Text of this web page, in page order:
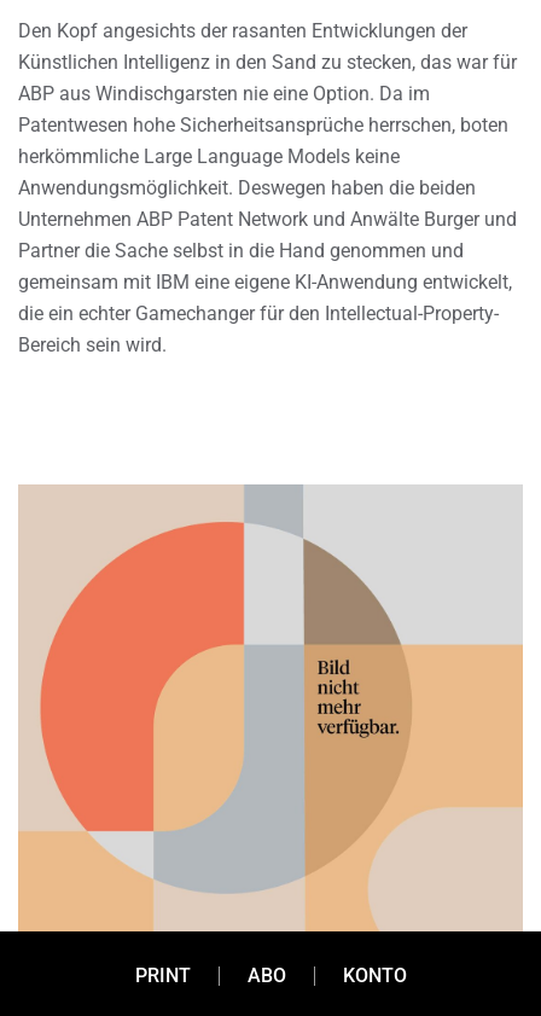
Den Kopf angesichts der rasanten Entwicklungen der
Künstlichen Intelligenz in den Sand zu stecken, das war für
ABP aus Windischgarsten nie eine Option. Da im
Patentwesen hohe Sicherheitsansprüche herrschen, boten
herkömmliche Large Language Models keine
Anwendungsmöglichkeit. Deswegen haben die beiden
Unternehmen ABP Patent Network und Anwälte Burger und
Partner die Sache selbst in die Hand genommen und
gemeinsam mit IBM eine eigene KI-Anwendung entwickelt,
die ein echter Gamechanger für den Intellectual-Property-
Bereich sein wird.
PRINT ABO KONTO